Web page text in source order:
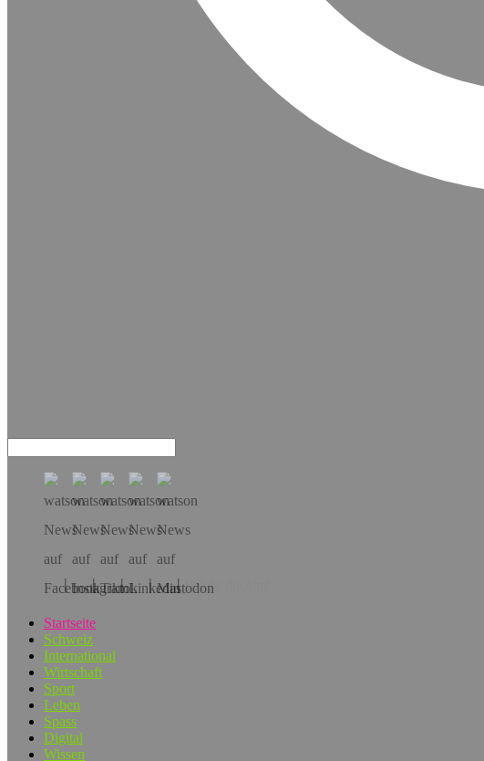
Hol dir die App!
Startseite
Schweiz
International
Wirtschaft
Sport
Leben
Spass
Digital
Wissen